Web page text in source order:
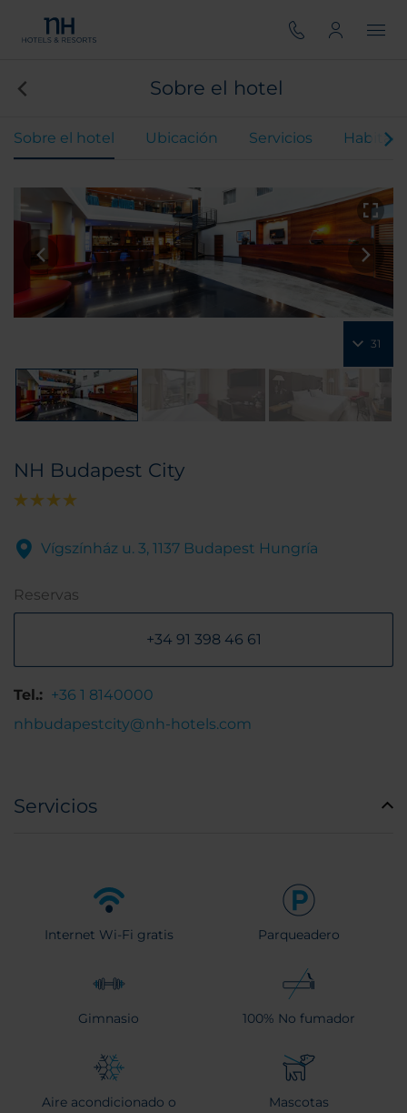
Sobre el hotel
Sobre el hotel Ubicación Servicios
31
NH Budapest City
Vígszínház u. 3, 1137 Budapest Hungría
Reservas
+34 91 398 46 61
Tel.: +36 1 8140000
nhbudapestcity@nh-hotels.com
Servicios
Internet Wi-Fi gratis Parqueadero
Gimnasio 100% No fumador
Aire acondicionado o
Mascotas